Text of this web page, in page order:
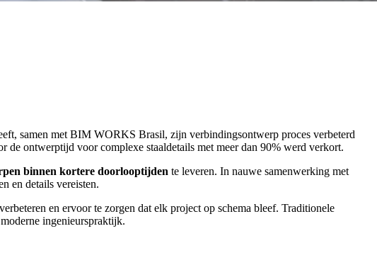
samen met BIM WORKS Brasil, zijn verbindingsontwerp proces verbeterd
ontwerptijd voor complexe staaldetails met meer dan 90% werd verkort.
binnen kortere doorlooptijden te leveren. In nauwe samenwerking met
en details vereisten.
en ervoor te zorgen dat elk project op schema bleef. Traditionele
ingenieurspraktijk.